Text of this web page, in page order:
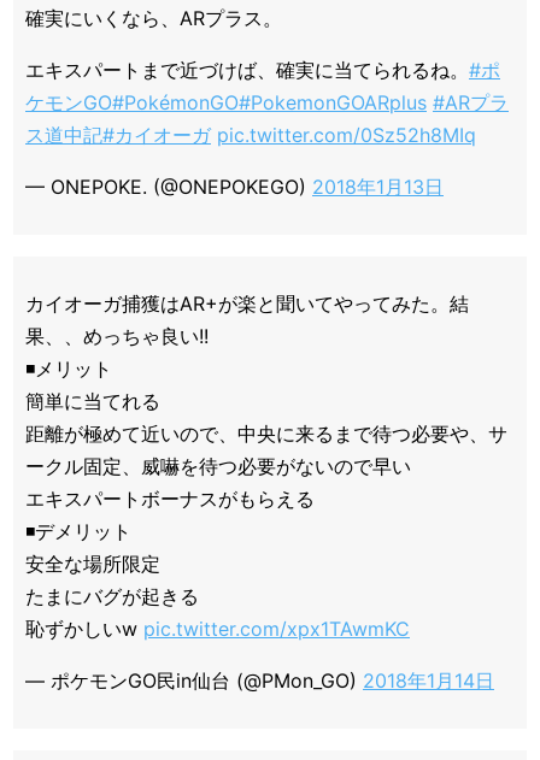
確実にいくなら、ARプラス。
エキスパートまで近づけば、確実に当てられるね。 #ポ
ケモンGO#PokémonGO#PokemonGOARplus #ARプラ
ス道中記#カイオーガ pic.twitter.com/0Sz52h8MIq
— ONEPOKE. (@ONEPOKEGO) 2018年1月13日
カイオーガ捕獲はAR+が楽と聞いてやってみた。結
果、、めっちゃ良い!!
◾️メリット
簡単に当てれる
距離が極めて近いので、中央に来るまで待つ必要や、サ
ークル固定、威嚇を待つ必要がないので早い
エキスパートボーナスがもらえる
◾️デメリット
安全な場所限定
たまにバグが起きる
恥ずかしいw pic.twitter.com/xpx1TAwmKC
— ポケモンGO民in仙台 (@PMon_GO) 2018年1月14日